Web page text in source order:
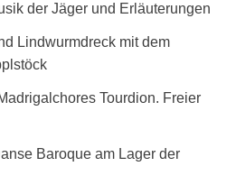
der Jäger und Erläuterungen
Lindwurmdreck mit dem
Tourdion. Freier
Baroque am Lager der